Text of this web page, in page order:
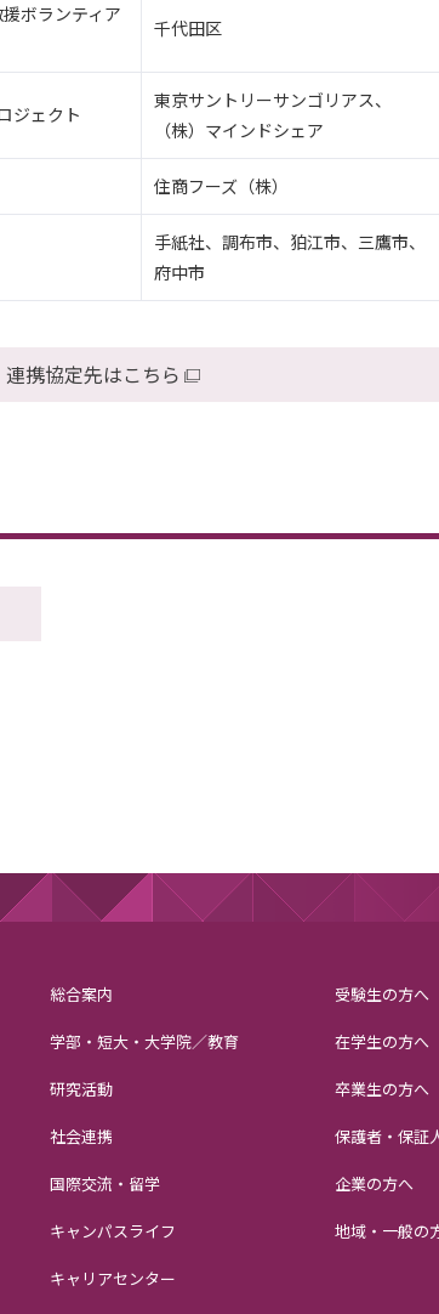
ボランティア
千代田区
ジェクト
東京サントリーサンゴリアス、
（株）マインドシェア
住商フーズ（株）
手紙社、調布市、狛江市、三鷹市、
府中市
連携協定先はこちら
総合案内
学部・短大・大学院／教育
研究活動
社会連携
国際交流・留学
キャンパスライフ
キャリアセンター
受験生の方へ
在学生の方へ
卒業生の方へ
保護者・保証
企業の方へ
地域・一般の